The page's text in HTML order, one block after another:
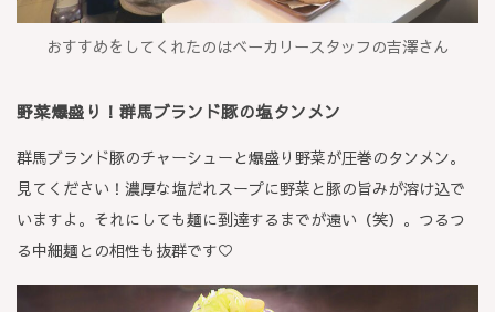
おすすめをしてくれたのはベーカリースタッフの吉澤さん
野菜爆盛り！群馬ブランド豚の塩タンメン
群馬ブランド豚のチャーシューと爆盛り野菜が圧巻のタンメン。
見てください！濃厚な塩だれスープに野菜と豚の旨みが溶け込で
いますよ。それにしても麺に到達するまでが遠い（笑）。つるつ
る中細麺との相性も抜群です♡